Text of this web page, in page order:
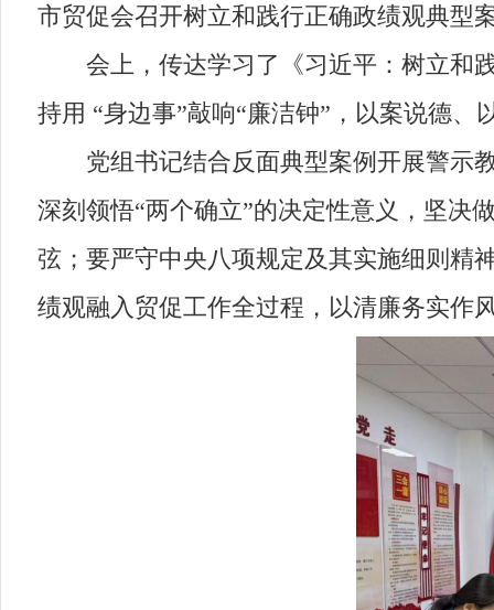
市贸促会召开树立和践行正确政绩观典型
会上，传达学习了《习近平：树立和践
持用 “身边事”敲响“廉洁钟”，以案说德
党组书记结合反面典型案例开展警示教
深刻领悟“两个确立”的决定性意义，坚决
弦；要严守中央八项规定及其实施细则精
绩观融入贸促工作全过程，以清廉务实作